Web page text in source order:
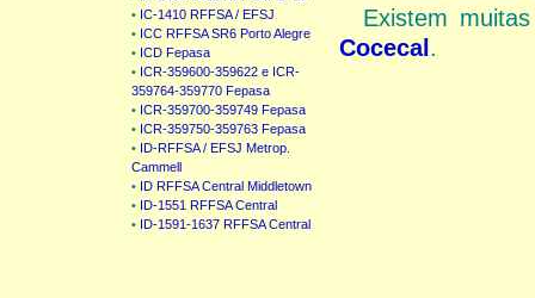
• IC-1410 RFFSA / EFSJ
• ICC RFFSA SR6 Porto Alegre
• ICD Fepasa
• ICR-359600-359622 e ICR-
359764-359770 Fepasa
• ICR-359700-359749 Fepasa
• ICR-359750-359763 Fepasa
• ID-RFFSA / EFSJ Metrop.
Cammell
• ID RFFSA Central Middletown
• ID-1551 RFFSA Central
• ID-1591-1637 RFFSA Central
Existem
Cocecal.